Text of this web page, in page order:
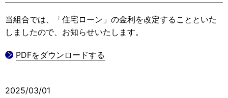
当組合では、「住宅ローン」の金利を改定することといた
しましたので、お知らせいたします。
PDFをダウンロードする
2025/03/01